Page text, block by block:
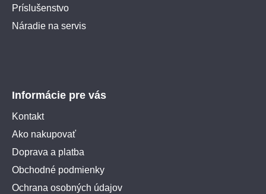
Príslušenstvo
Náradie na servis
Informácie pre vás
Kontakt
Ako nakupovať
Doprava a platba
Obchodné podmienky
Ochrana osobných údajov